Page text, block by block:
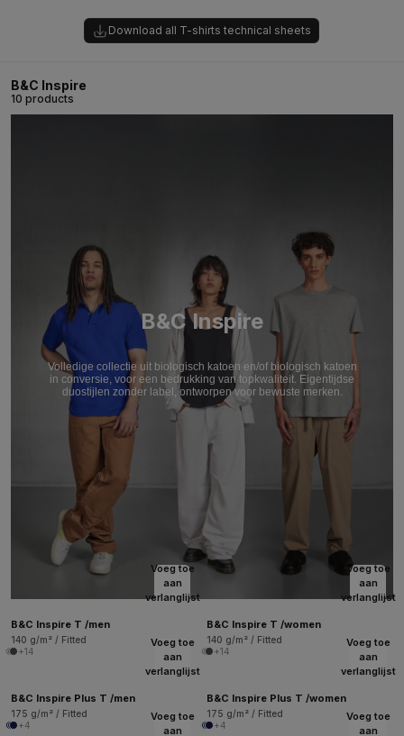
Download all T-shirts technical sheets
B&C Inspire
10 products
B&C Inspire
Volledige collectie uit biologisch katoen en/of biologisch katoen
in conversie, voor een bedrukking van topkwaliteit. Eigentijdse
duostijlen zonder label, ontworpen voor bewuste merken.
Voeg toe
aan
verlanglijst
B&C Inspire T /men
140 g/m² / Fitted
+14
Voeg toe
aan
verlanglijst
B&C Inspire T /women
140 g/m² / Fitted
+14
Voeg toe
aan
verlanglijst
B&C Inspire Plus T /men
175 g/m² / Fitted
+4
Voeg toe
aan
verlanglijst
B&C Inspire Plus T /women
175 g/m² / Fitted
+4
Voeg toe
aan
Voeg toe
aan